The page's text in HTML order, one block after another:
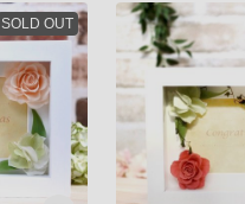
SOLD OUT